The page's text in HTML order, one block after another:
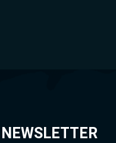
NEWSLETTER